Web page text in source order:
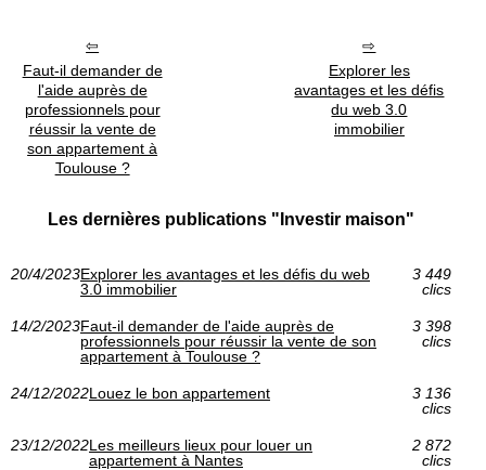
Faut-il demander de
l'aide auprès de
professionnels pour
réussir la vente de
son appartement à
Toulouse ?
Explorer les
avantages et les défis
du web 3.0
immobilier
Les dernières publications "Investir maison"
20/4/2023Explorer les avantages et les défis du web
3.0 immobilier
3 449
clics
14/2/2023Faut-il demander de l'aide auprès de
professionnels pour réussir la vente de son
appartement à Toulouse ?
3 398
clics
24/12/2022Louez le bon appartement
3 136
clics
23/12/2022Les meilleurs lieux pour louer un
appartement à Nantes
2 872
clics